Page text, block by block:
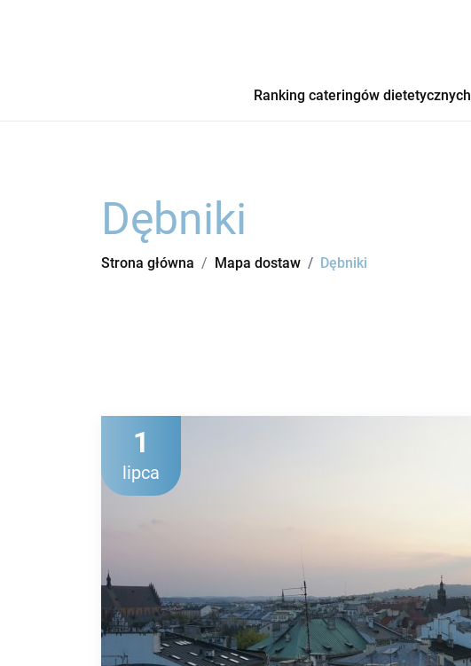
Ranking cateringów dietetycznych
Dębniki
Strona główna Mapa dostaw Dębniki
1
lipca